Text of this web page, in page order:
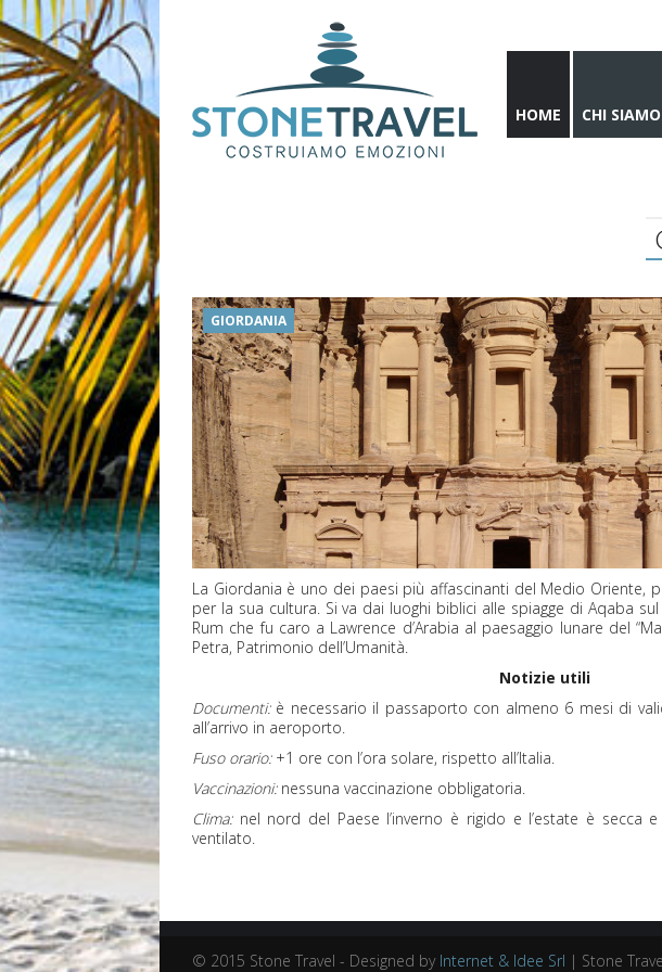
HOME CHI SIAMO
GIORDANIA
La Giordania è uno dei paesi più affascinanti del Medio Oriente,
per la sua cultura. Si va dai luoghi biblici alle spiagge di Aqaba
Rum che fu caro a Lawrence d’Arabia al paesaggio lunare del
Petra, Patrimonio dell’Umanità.
Notizie utili
Documenti:è necessario il passaporto con almeno 6 mesi di
all’arrivo in aeroporto.
Fuso orario:+1 ore con l’ora solare, rispetto all’Italia.
Vaccinazioni:nessuna vaccinazione obbligatoria.
Clima:nel nord del Paese l’inverno è rigido e l’estate è secca
ventilato.
© 2015 Stone Travel - Designed by Internet & Idee Srl | Stone